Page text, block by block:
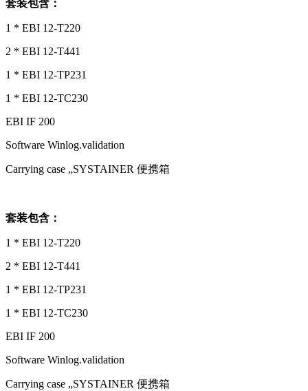
套装包含：
1 * EBI 12-T220
2 * EBI 12-T441
1 * EBI 12-TP231
1 * EBI 12-TC230
EBI IF 200
Software Winlog.validation
Carrying case „SYSTAINER 便携箱
套装包含：
1 * EBI 12-T220
2 * EBI 12-T441
1 * EBI 12-TP231
1 * EBI 12-TC230
EBI IF 200
Software Winlog.validation
Carrying case „SYSTAINER 便携箱